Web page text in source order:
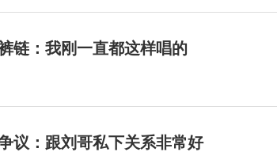
链：我刚一直都这样唱的
议：跟刘哥私下关系非常好